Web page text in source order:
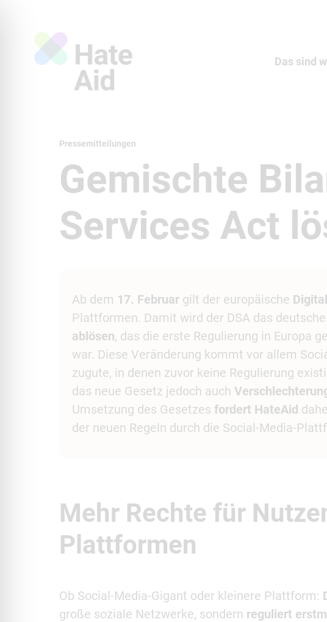
Das sind
Pressemitteilungen
Gemischte
Services Act
Ab dem 17. Februar gilt der europäische
Plattformen. Damit wird der DSA das deutsche
ablösen, das die erste Regulierung in Europa
war. Diese Veränderung kommt vor allem
zugute, in denen zuvor keine Regulierung
das neue Gesetz jedoch auch
Umsetzung des Gesetzes fordert HateAid
der neuen Regeln durch die Social-Media-
Mehr Rechte für
Plattformen
Ob Social-Media-Gigant oder kleinere Plattform:
große soziale Netzwerke, sondern reguliert